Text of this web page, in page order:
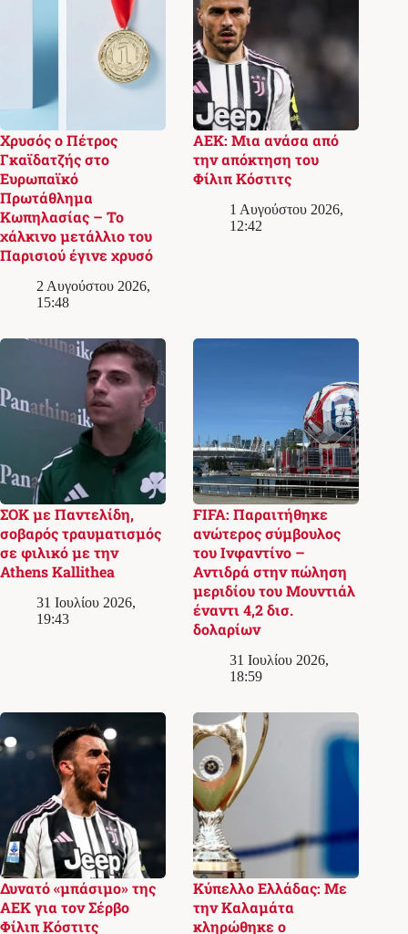
Χρυσός ο Πέτρος
Γκαϊδατζής στο
Ευρωπαϊκό
Πρωτάθλημα
Κωπηλασίας – Το
χάλκινο μετάλλιο του
Παρισιού έγινε χρυσό
2 Αυγούστου 2026,
15:48
ΑΕΚ: Μια ανάσα από
την απόκτηση του
Φίλιπ Κόστιτς
1 Αυγούστου 2026,
12:42
ΣΟΚ με Παντελίδη,
σοβαρός τραυματισμός
σε φιλικό με την
Athens Kallithea
31 Ιουλίου 2026,
19:43
FIFA: Παραιτήθηκε
ανώτερος σύμβουλος
του Ινφαντίνο –
Αντιδρά στην πώληση
μεριδίου του Μουντιάλ
έναντι 4,2 δισ.
δολαρίων
31 Ιουλίου 2026,
18:59
Δυνατό «μπάσιμο» της
ΑΕΚ για τον Σέρβο
Φίλιπ Κόστιτς
Κύπελλο Ελλάδας: Με
την Καλαμάτα
κληρώθηκε ο